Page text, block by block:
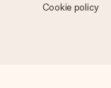
Cookie policy